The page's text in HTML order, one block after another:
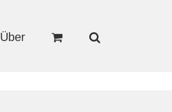
Über